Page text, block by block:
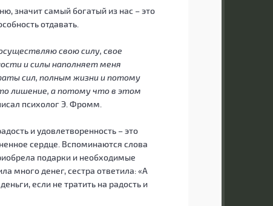
значит самый богатый из нас – это
отдавать.
свою силу, свое
и силы наполняет меня
сил, полным жизни и потому
лишение, а потому что в этом
психолог Э. Фромм.
и удовлетворенность – это
сердце. Вспоминаются слова
подарки и необходимые
много денег, сестра ответила: «А
если не тратить на радость и